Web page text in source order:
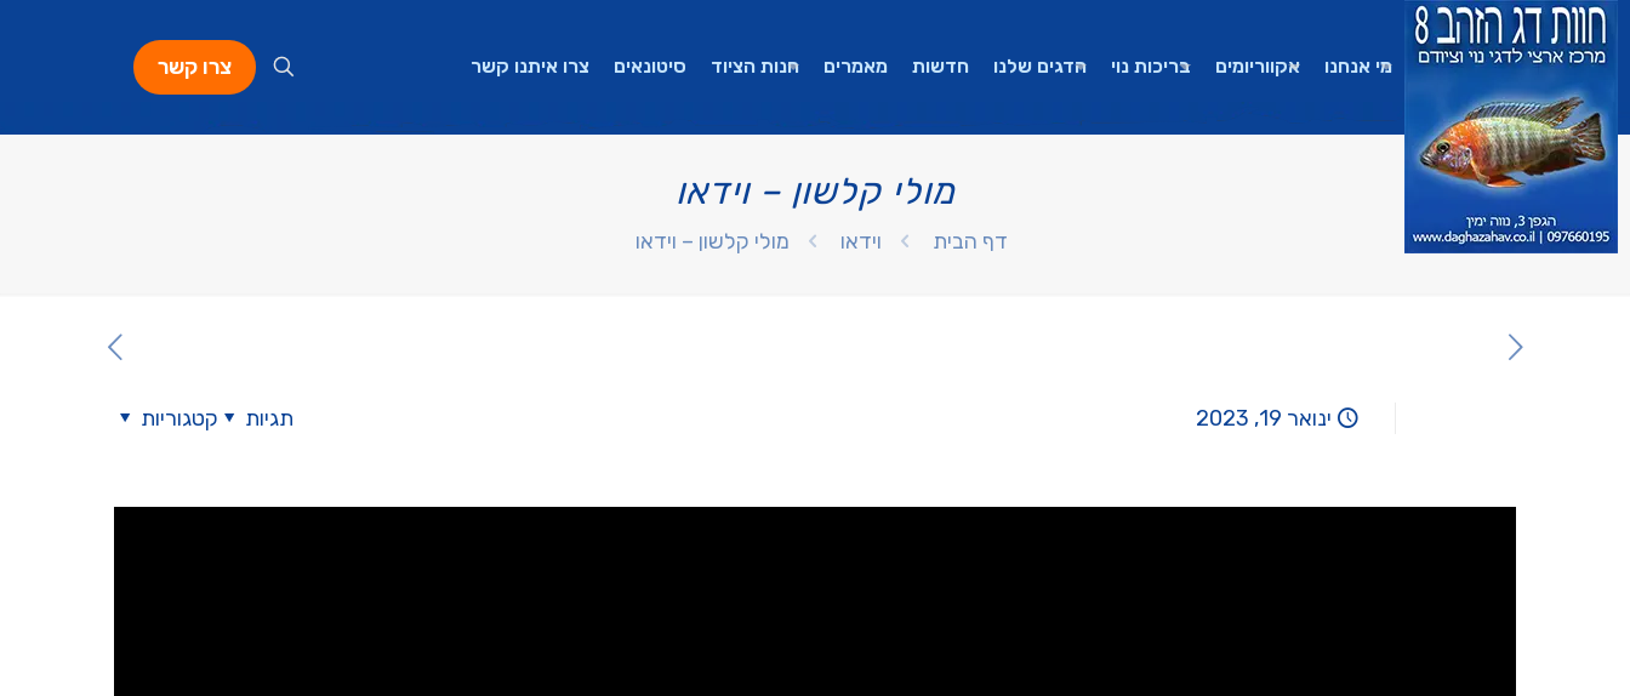
מי אנחנו אקווריומים בריכות נוי הדגים שלנו חדשות מאמרים חנות הציוד סיטונאים צרו איתנו קשר צרו קשר
מולי קלשון – וידאו
דף הבית וידאו מולי קלשון – וידאו
ינואר 19, 2023 קטגוריות תגיות